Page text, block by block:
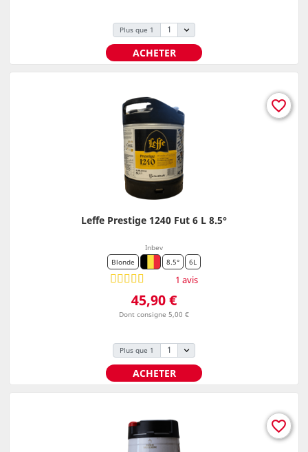
Plus que 1
ACHETER
Leffe Prestige 1240 Fut 6 L 8.5°
Inbev
Blonde
8.5° 6L
1 avis
Prix
45,90 €
Dont consigne 5,00 €
Plus que 1
ACHETER
favorite_border
favorite_border